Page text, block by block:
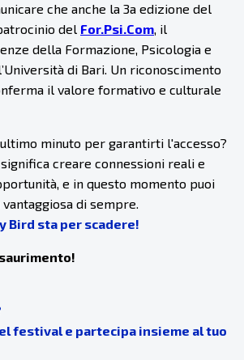
che anche la 3a edizione del
del For.Psi.Com, il
della Formazione, Psicologia e
di Bari. Un riconoscimento
il valore formativo e culturale
minuto per garantirti l'accesso?
creare connessioni reali e
e in questo momento puoi
di sempre.
Bird sta per scadere!
festival e partecipa insieme al tuo